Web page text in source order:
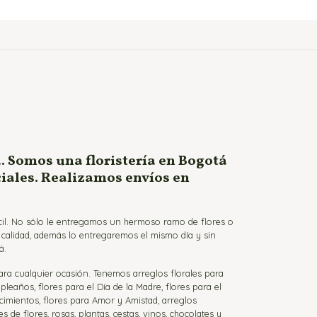
una floristería en Bogotá
Realizamos envíos en
No sólo le entregamos un hermoso ramo de flores o
además lo entregaremos el mismo día y sin
cualquier ocasión. Tenemos arreglos florales para
flores para el Día de la Madre, flores para el
flores para Amor y Amistad, arreglos
de flores, rosas, plantas, cestas, vinos, chocolates y